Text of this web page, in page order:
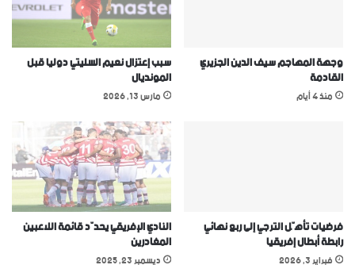
وجهة المهاجم سيف الدين الجزيري
القادمة
منذ 4 أيام
سبب إعتزال نعيم السليتي دوليا قبل
المونديال
مارس 13, 2026
فرضيات تأهّل الترجي إلى ربع نهائي
رابطة أبطال إفريقيا
النادي الإفريقي يحدّد قائمة اللاعبين
المغادرين